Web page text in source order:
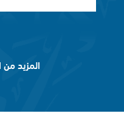
المزيد من